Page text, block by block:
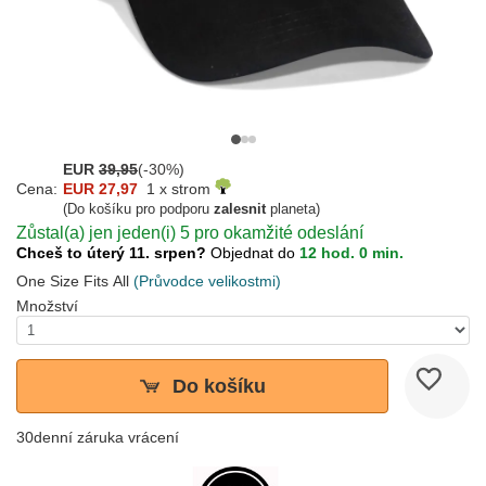
EUR 39,95(-30%)
Cena: EUR 27,97 1 x strom
(Do košíku pro podporu zalesnitplaneta)
Zůstal(a) jen jeden(i) 5 pro okamžité odeslání
Chceš to úterý 11. srpen? Objednat do 12 hod. 0 min.
One Size Fits All (Průvodce velikostmi)
Množství
Do košíku
30denní záruka vrácení